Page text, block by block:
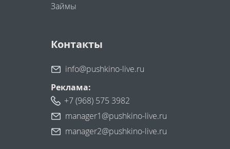
Займы
Контакты
info@pushkino-live.ru
Реклама:
+7 (968) 575 3982
manager1@pushkino-live.ru
manager2@pushkino-live.ru